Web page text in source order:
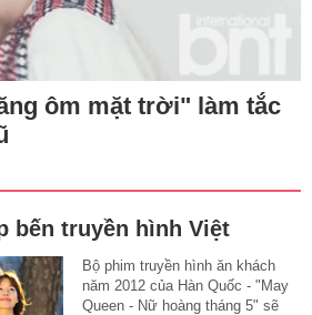
ôm mặt trời" làm tắc
bến truyền hình Việt
Bộ phim truyền hình ăn khách
năm 2012 của Hàn Quốc - "May
Queen - Nữ hoàng tháng 5" sẽ